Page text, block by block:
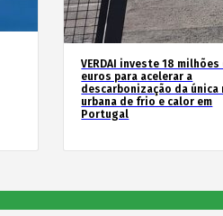
VERDAI investe 18 milhões
euros para acelerar a
descarbonização da única
urbana de frio e calor em
Portugal